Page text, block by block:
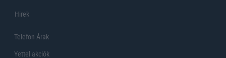
Hirek
Telefon Árak
Yettel akciók